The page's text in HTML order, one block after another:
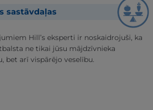
sastāvdaļas
Hill’s eksperti ir noskaidrojuši, ka
ne tikai jūsu mājdzīvnieka
bet arī vispārējo veselību.